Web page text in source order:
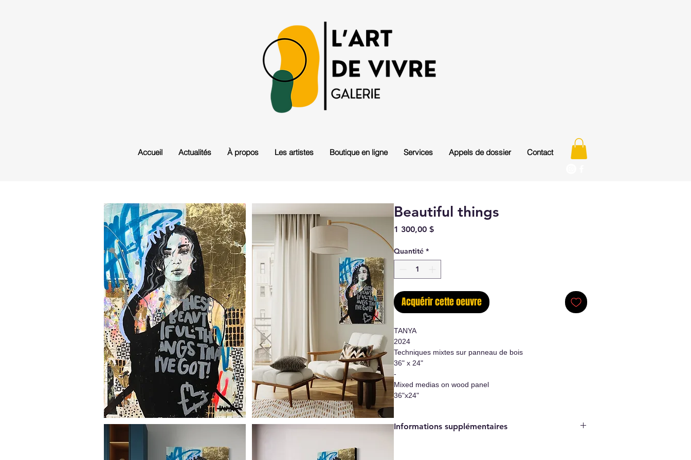
Accueil Actualités À propos Les artistes Boutique en ligne Services Appels de dossier Contact
Beautiful things
1 300,00 $Prix
Quantité *
Acquérir cette oeuvre
TANYA
2024
Techniques mixtes sur panneau de bois
36" x 24"
-
Mixed medias on wood panel
36"x24"
Informations supplémentaires